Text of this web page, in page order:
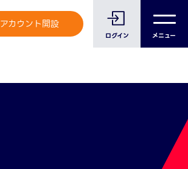
アカウント開設
ログイン メニュー